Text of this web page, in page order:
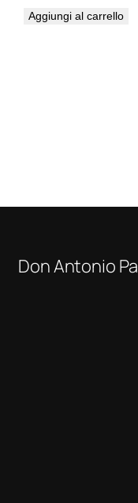
Aggiungi al carrello
Don Antonio